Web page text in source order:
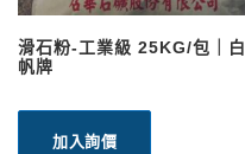
滑石粉-工業級 25KG/包｜白
帆牌
加入詢價